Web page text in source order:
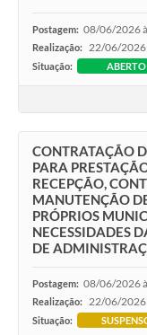
Postagem: 08/06/2026
Realização: 22/06/2026
Situação: ABERTO
CONTRATAÇÃO
PARA
RECEPÇÃO,
MANUTENÇÃO
PRÓPRIOS
NECESSIDADES
DE
Postagem: 08/06/2026
Realização: 22/06/2026
Situação: